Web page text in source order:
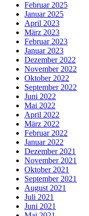
Februar 2025
Januar 2025
April 2023
März 2023
Februar 2023
Januar 2023
Dezember 2022
November 2022
Oktober 2022
September 2022
Juni 2022
Mai 2022
April 2022
März 2022
Februar 2022
Januar 2022
Dezember 2021
November 2021
Oktober 2021
September 2021
August 2021
Juli 2021
Juni 2021